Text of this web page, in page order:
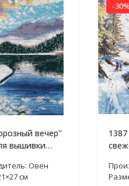
вечер"
вышивки
Овен
см
-30%